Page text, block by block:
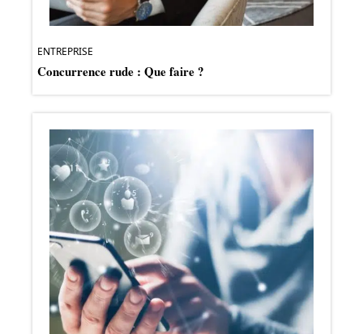
ENTREPRISE
Concurrence rude : Que faire ?